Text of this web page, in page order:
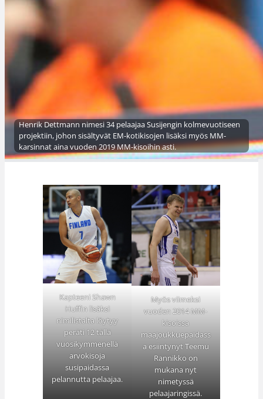
Henrik Dettmann nimesi 34 pelaajaa Susijengin kolmevuotiseen
projektiin, johon sisältyvät EM-kotikisojen lisäksi myös MM-
karsinnat aina vuoden 2019 MM-kisoihin asti.
Kapteeni Shawn
Huffin lisäksi
nimilistalta löytyy
peräti 12 tällä
vuosikymmenellä
arvokisoja
susipaidassa
pelannutta pelaajaa.
Myös viimeksi
vuoden 2014 MM-
kisoissa
maajoukkuepaidass
a esiintynyt Teemu
Rannikko on
mukana nyt
nimetyssä
pelaajaringissä.